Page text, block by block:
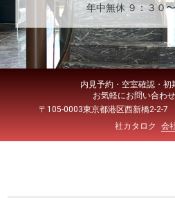
年中無休 ９：３０
内見予約・空室確認・初
お気軽にお問い合わせ
〒105-0003東京都港区西新橋2-2-7
社カタロク
会